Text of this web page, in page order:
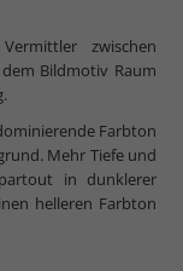
zwischen
Bildmotiv Raum
Farbton
Mehr Tiefe und
in dunklerer
helleren Farbton